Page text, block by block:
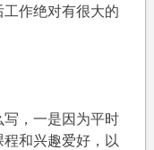
作绝对有很大的
，一是因为平时
和兴趣爱好，以